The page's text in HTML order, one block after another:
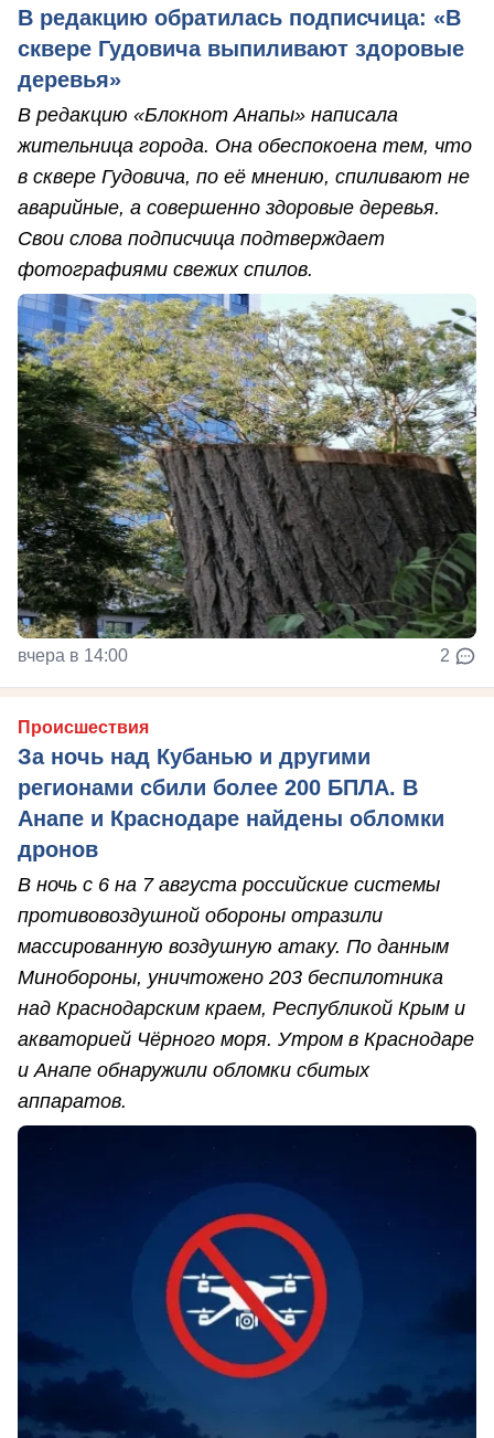
В редакцию обратилась подписчица: «В
сквере Гудовича выпиливают здоровые
деревья»
В редакцию «Блокнот Анапы» написала
жительница города. Она обеспокоена тем, что
в сквере Гудовича, по её мнению, спиливают не
аварийные, а совершенно здоровые деревья.
Свои слова подписчица подтверждает
фотографиями свежих спилов.
вчера в 14:00 2
Происшествия
За ночь над Кубанью и другими
регионами сбили более 200 БПЛА. В
Анапе и Краснодаре найдены обломки
дронов
В ночь с 6 на 7 августа российские системы
противовоздушной обороны отразили
массированную воздушную атаку. По данным
Минобороны, уничтожено 203 беспилотника
над Краснодарским краем, Республикой Крым и
акваторией Чёрного моря. Утром в Краснодаре
и Анапе обнаружили обломки сбитых
аппаратов.